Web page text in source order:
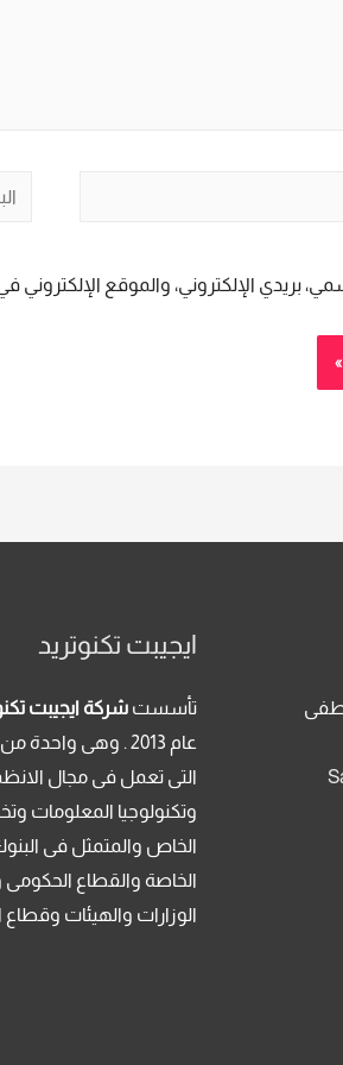
البريد
بريدي الإلكتروني، والموقع
ايجيبت تكنوتريد
تأسست شركة ايجيبت
عام 2013 . وهى
التى تعمل فى مجال
وتكنولوجيا المعلومات
الخاص والمتمثل فى
الخاصة والقطاع
الوزارات والهيئات وقطاع